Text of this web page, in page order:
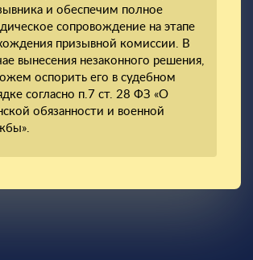
и обеспечим полное
сопровождение на этапе
призывной комиссии. В
вынесения незаконного решения,
оспорить его в судебном
согласно п.7 ст. 28 ФЗ «О
обязанности и военной